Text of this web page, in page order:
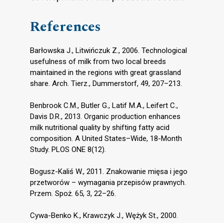
References
Barłowska J., Litwińczuk Z., 2006. Technological
usefulness of milk from two local breeds
maintained in the regions with great grassland
share. Arch. Tierz., Dummerstorf, 49, 207–213.
Benbrook C.M., Butler G., Latif M.A., Leifert C.,
Davis D.R., 2013. Organic production enhances
milk nutritional quality by shifting fatty acid
composition. A United States–Wide, 18-Month
Study. PLOS ONE 8(12).
Bogusz-Kaliś W., 2011. Znakowanie mięsa i jego
przetworów – wymagania przepisów prawnych.
Przem. Spoż. 65, 3, 22–26.
Cywa-Benko K., Krawczyk J., Wężyk St., 2000.